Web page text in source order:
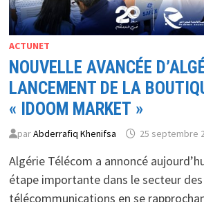
ACTUNET
NOUVELLE AVANCÉE
LANCEMENT DE LA
« IDOOM MARKET »
parAbderrafiq Khenifsa 25 septembre
Algérie Télécom a annoncé
étape importante dans le secteur des
télécommunications en se